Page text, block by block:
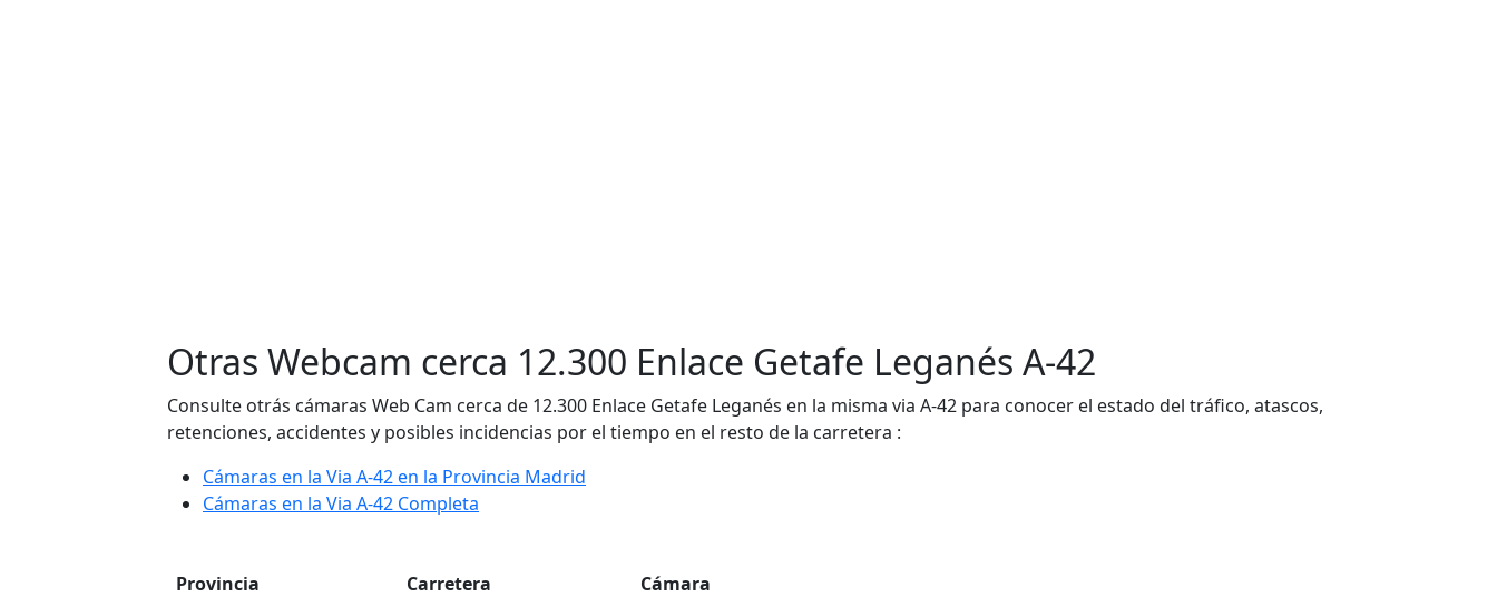
Otras Webcam cerca 12.300 Enlace Getafe Leganés A-42
Consulte otrás cámaras Web Cam cerca de 12.300 Enlace Getafe Leganés en la misma via A-42 para conocer el estado del tráfico, atascos,
retenciones, accidentes y posibles incidencias por el tiempo en el resto de la carretera :
Cámaras en la Via A-42 en la Provincia Madrid
Cámaras en la Via A-42 Completa
Provincia Carretera
Cámara